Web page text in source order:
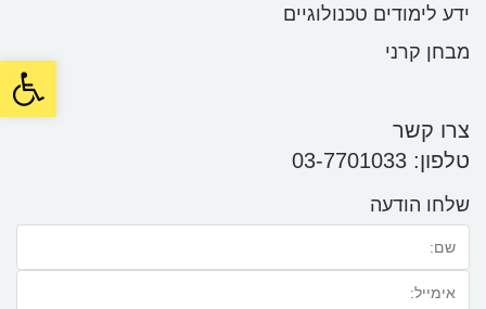
ידע לימודים טכנולוגיים
מבחן קרני
צרו קשר
טלפון: 03-7701033
שלחו הודעה